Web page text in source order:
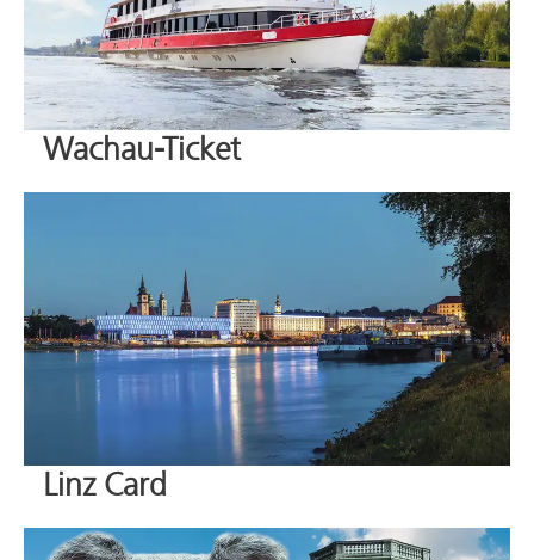
Wachau-Ticket
Linz Card